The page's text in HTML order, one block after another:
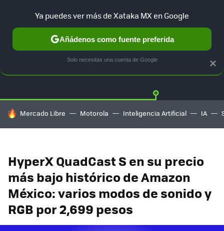
GUÍA DE COMPRAS MERCADO LIBRE
HOY SE HABLA DE
Mercado Libre Motorola Inteligencia Artificial IA
HyperX QuadCast S en su precio
más bajo histórico de Amazon
México: varios modos de sonido y
RGB por 2,699 pesos
×
Ya puedes ver más de Xataka MX en Google
Añádenos como fuente preferida
Solo necesitas una cuenta de Google